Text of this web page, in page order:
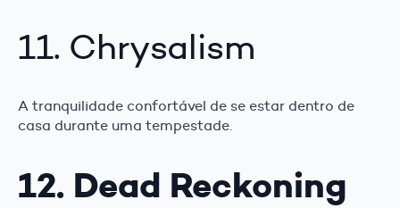
11. Chrysalism
A tranquilidade confortável de se estar dentro de
casa durante uma tempestade.
12. Dead Reckoning